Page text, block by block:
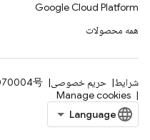
Google Cloud Platform
همه محصولات
شرایط حریم خصوصی
号
Manage cookies